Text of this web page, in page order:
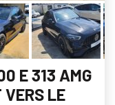
E 313 AMG
LE